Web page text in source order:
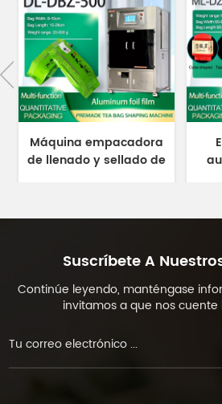
Máquina empacadora
de llenado y sellado de
Suscríbete A
Continúe leyendo, manténgase
invitamos a que nos cuente